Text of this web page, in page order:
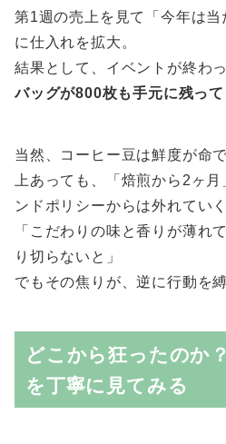
第1週の売上を見て「今年は
に仕入れを拡大。
結果として、イベントが終わ
バッグが800枚も手元に残っ
当然、コーヒー豆は鮮度が命
上あっても、「焙煎から2ヶ
ンドポリシーからは外れていく
「こだわりの味と香りが薄れ
り切らないと」
でもその焦りが、逆に行動を
どこから狂ったのか
を丁寧に見てみる